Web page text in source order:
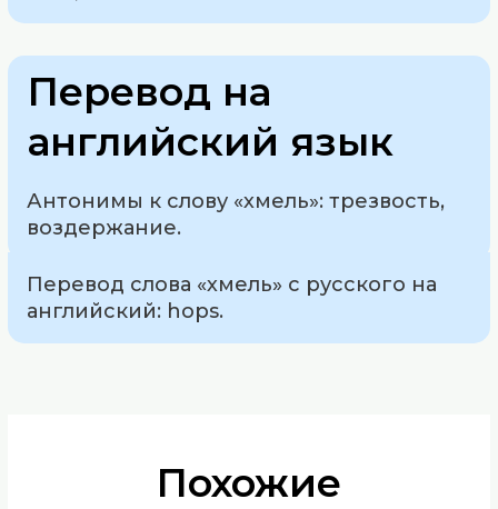
Перевод на
английский язык
Антонимы к слову «хмель»: трезвость,
воздержание.
Перевод слова «хмель» с русского на
английский: hops.
Похожие